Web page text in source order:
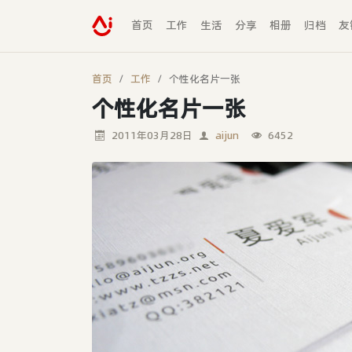
首页 工作 生活 分享 相册 归档
首页 工作 个性化名片一张
个性化名片一张
2011年03月28日 aijun 6452